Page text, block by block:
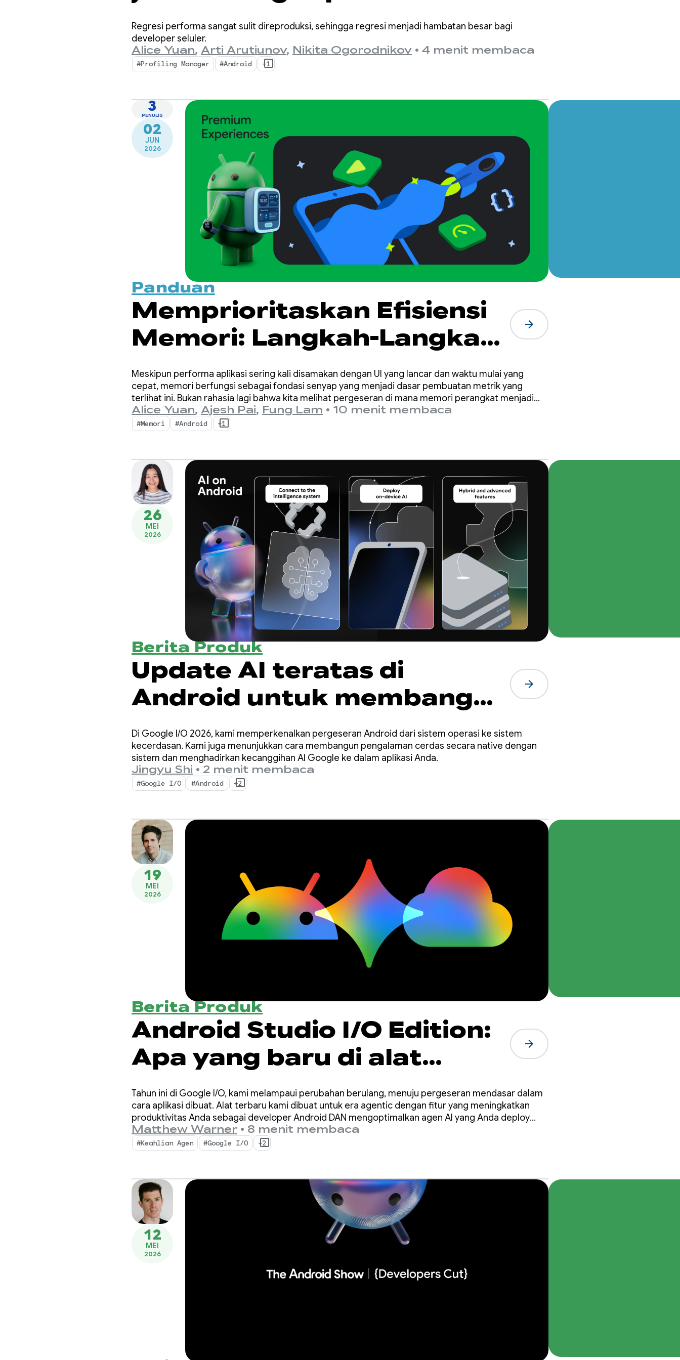
mendalam dengan
ProfilingManager
Regresi performa sangat sulit direproduksi, sehingga regresi menjadi hambatan besar bagi
developer seluler.
Alice Yuan, Arti Arutiunov, Nikita Ogorodnikov • 4 menit membaca
#Profiling Manager #Android +1
3
PENULIS
02
JUN
2026
Panduan
Memprioritaskan Efisiensi
Memori: Langkah-Langkah
Penting untuk Android 17
arrow_forward
Meskipun performa aplikasi sering kali disamakan dengan UI yang lancar dan waktu mulai yang
cepat, memori berfungsi sebagai fondasi senyap yang menjadi dasar pembuatan metrik yang
terlihat ini. Bukan rahasia lagi bahwa kita melihat pergeseran di mana memori perangkat menjadi
lebih penting dari sebelumnya.
Alice Yuan, Ajesh Pai, Fung Lam • 10 menit membaca
#Memori #Android +1
26
MEI
2026
Berita Produk
Update AI teratas di
Android untuk membangun
pengalaman cerdas dari
Google I/O ‘26
arrow_forward
Di Google I/O 2026, kami memperkenalkan pergeseran Android dari sistem operasi ke sistem
kecerdasan. Kami juga menunjukkan cara membangun pengalaman cerdas secara native dengan
sistem dan menghadirkan kecanggihan AI Google ke dalam aplikasi Anda.
Jingyu Shi • 2 menit membaca
#Google I/O #Android +2
19
MEI
2026
Berita Produk
Android Studio I/O Edition:
Apa yang baru di alat
Developer Android
arrow_forward
Tahun ini di Google I/O, kami melampaui perubahan berulang, menuju pergeseran mendasar dalam
cara aplikasi dibuat. Alat terbaru kami dibuat untuk era agentic dengan fitur yang meningkatkan
produktivitas Anda sebagai developer Android DAN mengoptimalkan agen AI yang Anda deploy
dalam codebase.
Matthew Warner • 8 menit membaca
#Keahlian Agen #Google I/O +2
12
MEI
2026